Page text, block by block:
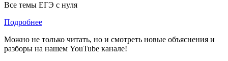
Все темы ЕГЭ с нуля
Подробнее
Можно не только читать, но и смотреть новые объяснения и
разборы на нашем YouTube канале!